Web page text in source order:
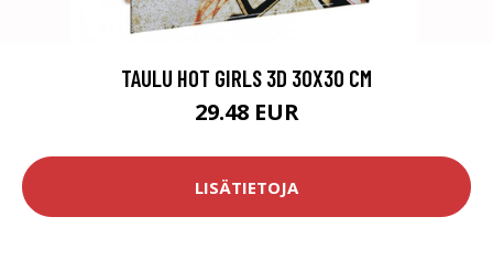
TAULU HOT GIRLS 3D 30X30 CM
29.48 EUR
LISÄTIETOJA